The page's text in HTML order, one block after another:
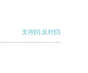
支持[0] 反对[0]